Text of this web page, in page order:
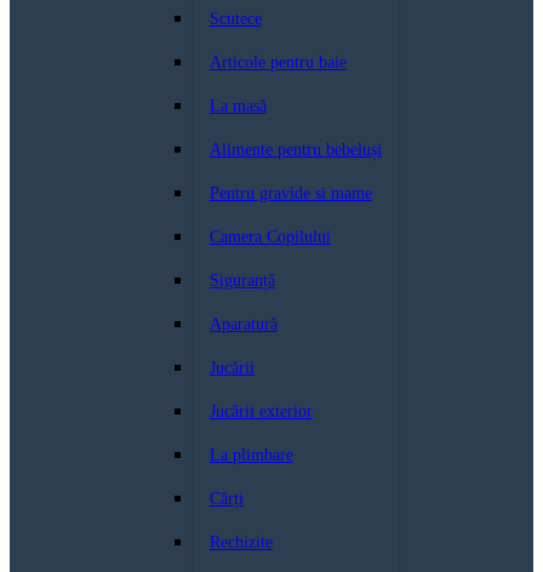
Scutece
Articole pentru baie
La masă
Alimente pentru bebeluși
Pentru gravide si mame
Camera Copilului
Siguranță
Aparatură
Jucării
Jucării exterior
La plimbare
Cărți
Rechizite